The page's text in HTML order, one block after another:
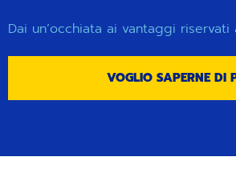
Dai un’occhiata ai vantaggi
VOGLIO SAPERNE DI